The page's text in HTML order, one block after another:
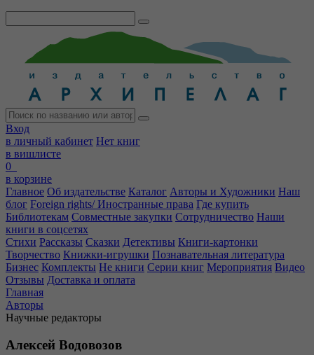
Вход
в личный кабинет Нет книг
в вишлисте
0
в корзине
Главное Об издательстве Каталог Авторы и Художники Наш
блог Foreign rights/ Иностранные права Где купить
Библиотекам Совместные закупки Сотрудничество Наши
книги в соцсетях
Стихи Рассказы Сказки Детективы Книги-картонки
Творчество Книжки-игрушки Познавательная литература
Бизнес Комплекты Не книги Серии книг Мероприятия Видео
Отзывы Доставка и оплата
Главная
Авторы
Научные редакторы
Алексей Водовозов